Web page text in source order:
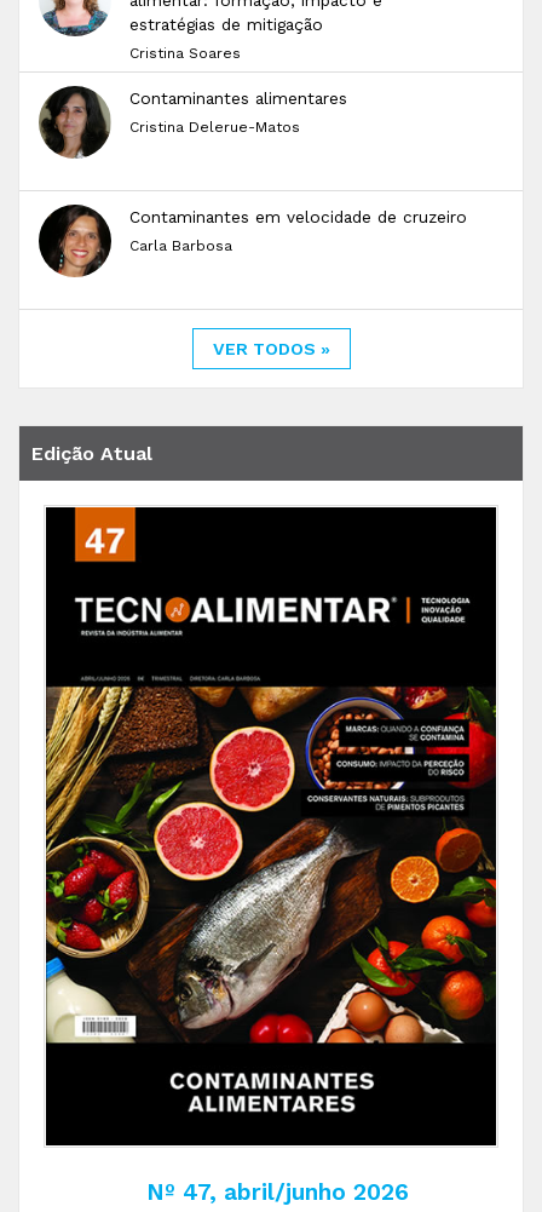
estratégias de mitigação
Cristina Soares
Contaminantes alimentares
Cristina Delerue-Matos
Contaminantes em velocidade de cruzeiro
Carla Barbosa
VER TODOS »
Edição Atual
Nº 47, abril/junho 2026